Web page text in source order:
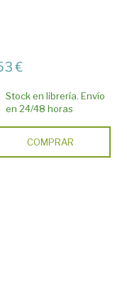
€
Stock en librería. Envío
en 24/48 horas
COMPRAR